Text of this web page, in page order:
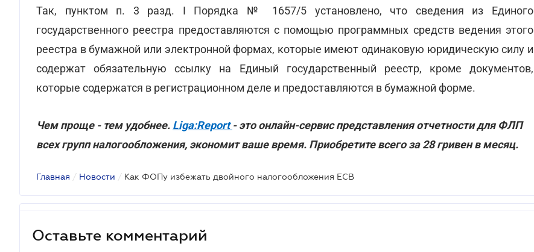
Так, пунктом п. 3 разд. I Порядка № 1657/5 установлено, что сведения из Единого
государственного реестра предоставляются с помощью программных средств ведения этого
реестра в бумажной или электронной формах, которые имеют одинаковую юридическую силу и
содержат обязательную ссылку на Единый государственный реестр, кроме документов,
которые содержатся в регистрационном деле и предоставляются в бумажной форме.
Чем проще - тем удобнее. Liga:Report- это онлайн-сервис представления отчетности для ФЛП
всех групп налогообложения, экономит ваше время. Приобретите всего за 28 гривен в месяц.
Главная / Новости / Как ФОПу избежать двойного налогообложения ЕСВ
Оставьте комментарий